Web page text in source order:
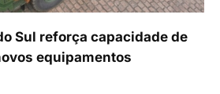
Sul reforça capacidade de
equipamentos